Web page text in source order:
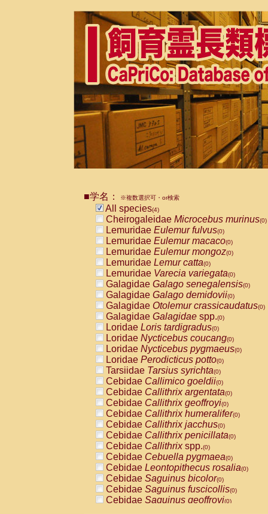
■学名： ※複数選択可・or検索
All species(4)
Cheirogaleidae Microcebus murinus(0)
Lemuridae Eulemur fulvus(0)
Lemuridae Eulemur macaco(0)
Lemuridae Eulemur mongoz(0)
Lemuridae Lemur catta(0)
Lemuridae Varecia variegata(0)
Galagidae Galago senegalensis(0)
Galagidae Galago demidovii(0)
Galagidae Otolemur crassicaudatus(0)
Galagidae Galagidae spp.(0)
Loridae Loris tardigradus(0)
Loridae Nycticebus coucang(0)
Loridae Nycticebus pygmaeus(0)
Loridae Perodicticus potto(0)
Tarsiidae Tarsius syrichta(0)
Cebidae Callimico goeldii(0)
Cebidae Callithrix argentata(0)
Cebidae Callithrix geoffroyi(0)
Cebidae Callithrix humeralifer(0)
Cebidae Callithrix jacchus(0)
Cebidae Callithrix penicillata(0)
Cebidae Callithrixspp.(0)
Cebidae Cebuella pygmaea(0)
Cebidae Leontopithecus rosalia(0)
Cebidae Saguinus bicolor(0)
Cebidae Saguinus fuscicollis(0)
Cebidae Saguinus geoffroyi(0)